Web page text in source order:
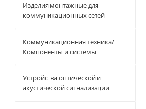
Изделия монтажные для
коммуникационных сетей
Коммуникационная техника/
Компоненты и системы
Устройства оптической и
акустической сигнализации